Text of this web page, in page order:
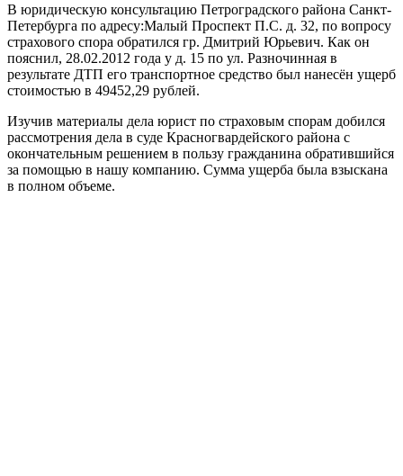
В юридическую консультацию Петроградского района Санкт-
Петербурга по адресу:Малый Проспект П.С. д. 32, по вопросу
страхового спора обратился гр. Дмитрий Юрьевич. Как он
пояснил, 28.02.2012 года у д. 15 по ул. Разночинная в
результате ДТП его транспортное средство был нанесён ущерб
стоимостью в 49452,29 рублей.
Изучив материалы дела юрист по страховым спорам добился
рассмотрения дела в суде Красногвардейского района с
окончательным решением в пользу гражданина обратившийся
за помощью в нашу компанию. Сумма ущерба была взыскана
в полном объеме.